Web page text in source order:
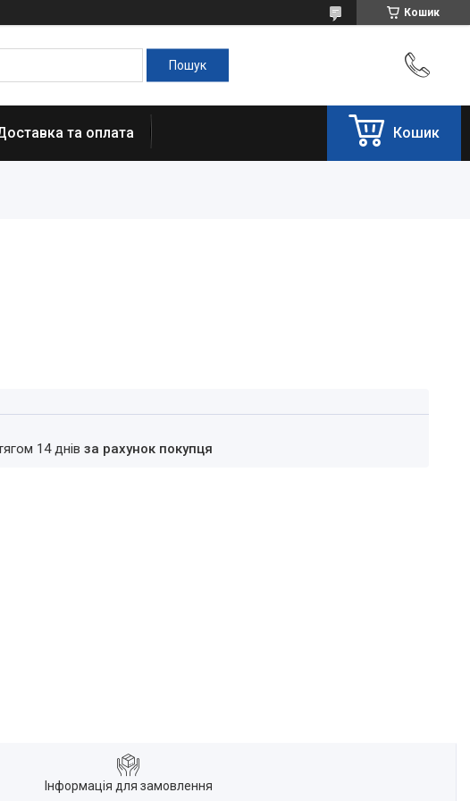
Кошик
та оплата Кошик
14 днівза рахунок покупця
Інформація для замовлення